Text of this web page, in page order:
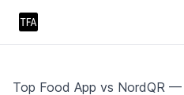
Top Food App vs NordQR —